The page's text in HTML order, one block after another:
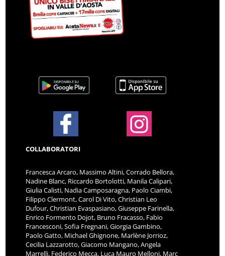
COLLABORATORI
Francesca Arcaro, Massimo Altini, Corrado Bellora,
Nadine Blanc, Riccardo Bortolotti, Manila Calipari,
Giulia Calisti, Nadia Camposaragna, Paolo Ciambi,
Filippo Clermont, Carol Di Vito, Christian Leo
Dufour, Christian Evaspasiano, Giuseppe Farinella,
Enrico Formento Dojot, Bruno Fracasso, Fabio
Francesconi, Sofia Fregnani, Giorgia Gambino,
Paolo Gatto, Michael Ghignone, Marlène Jorrioz,
Cecilia Lazzarotto, Giacomo Mangano, Angela
Marrelli, Federico Mecca, Luca Mauro Melloni, Marc